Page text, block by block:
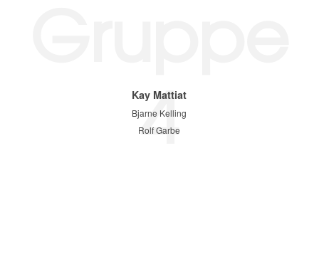
4
Kay Mattiat
Bjarne Kelling
Rolf Garbe